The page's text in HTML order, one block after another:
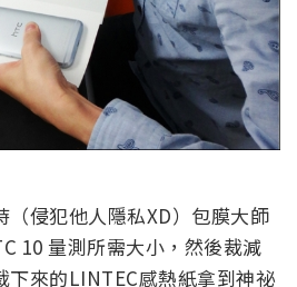
（侵犯他人隱私XD）包膜大師
10 量測所需大小，然後裁減
下來的LINTEC感熱紙拿到神祕